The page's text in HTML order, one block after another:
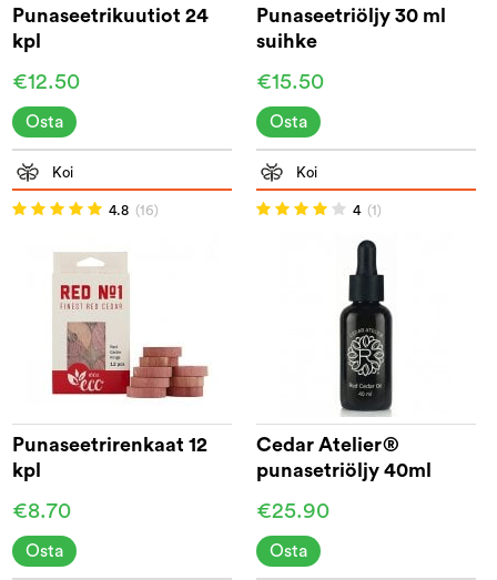
Punaseetrikuutiot 24
kpl
€12.50
Osta
Punaseetriöljy 30 ml
suihke
€15.50
Osta
Koi
4.8 (16)
Punaseetrirenkaat 12
kpl
€8.70
Osta
Koi
4 (1)
Cedar Atelier®
punasetriöljy 40ml
€25.90
Osta